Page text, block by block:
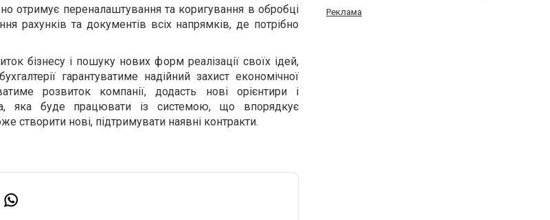
отримує переналаштування та коригування в обробці
рахунків та документів всіх напрямків, де потрібно
бізнесу і пошуку нових форм реалізації своїх ідей,
гарантуватиме надійний захист економічної
розвиток компанії, додасть нові орієнтири і
яка буде працювати із системою, що впорядкує
створити нові, підтримувати наявні контракти.
Реклама